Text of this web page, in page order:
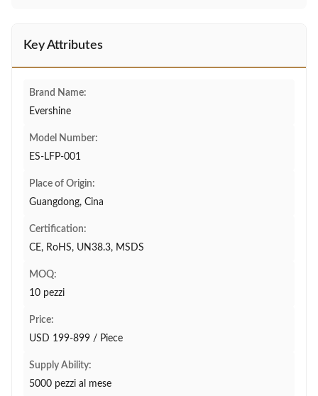
Key Attributes
Brand Name:
Evershine
Model Number:
ES-LFP-001
Place of Origin:
Guangdong, Cina
Certification:
CE, RoHS, UN38.3, MSDS
MOQ:
10 pezzi
Price:
USD 199-899 / Piece
Supply Ability:
5000 pezzi al mese